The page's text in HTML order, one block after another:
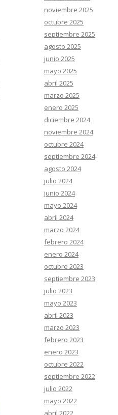
noviembre 2025
octubre 2025
septiembre 2025
agosto 2025
junio 2025
mayo 2025
abril 2025
marzo 2025
enero 2025
diciembre 2024
noviembre 2024
octubre 2024
septiembre 2024
agosto 2024
julio 2024
junio 2024
mayo 2024
abril 2024
marzo 2024
febrero 2024
enero 2024
octubre 2023
septiembre 2023
julio 2023
mayo 2023
abril 2023
marzo 2023
febrero 2023
enero 2023
octubre 2022
septiembre 2022
julio 2022
mayo 2022
abril 2022